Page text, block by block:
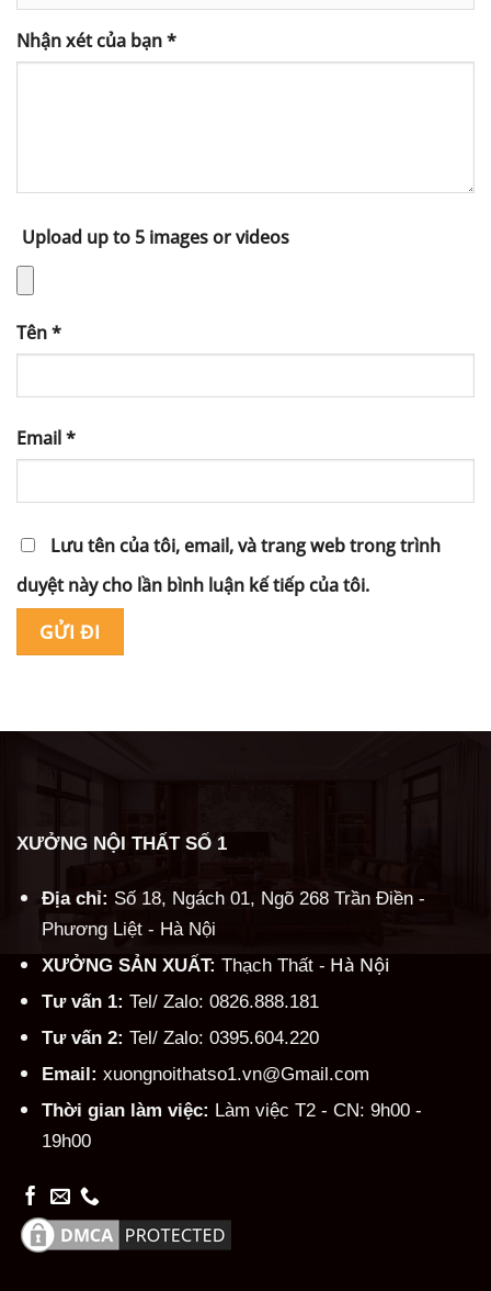
Nhận xét của bạn*
Upload up to 5 images or videos
Tên*
Email*
Lưu tên của tôi, email, và trang web trong trình
duyệt này cho lần bình luận kế tiếp của tôi.
XƯỞNG NỘI THẤT SỐ 1
Địa chỉ: Số 18, Ngách 01, Ngõ 268 Trần Điền -
Phương Liệt - Hà Nội
XƯỞNG SẢN XUẤT: Thạch Thất - Hà Nội
Tư vấn 1: Tel/ Zalo: 0826.888.181
Tư vấn 2: Tel/ Zalo: 0395.604.220
Email: xuongnoithatso1.vn@Gmail.com
Thời gian làm việc: Làm việc T2 - CN: 9h00 -
19h00